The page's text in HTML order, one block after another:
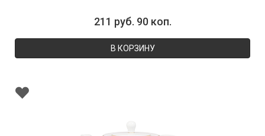
211 руб. 90 коп.
В КОРЗИНУ